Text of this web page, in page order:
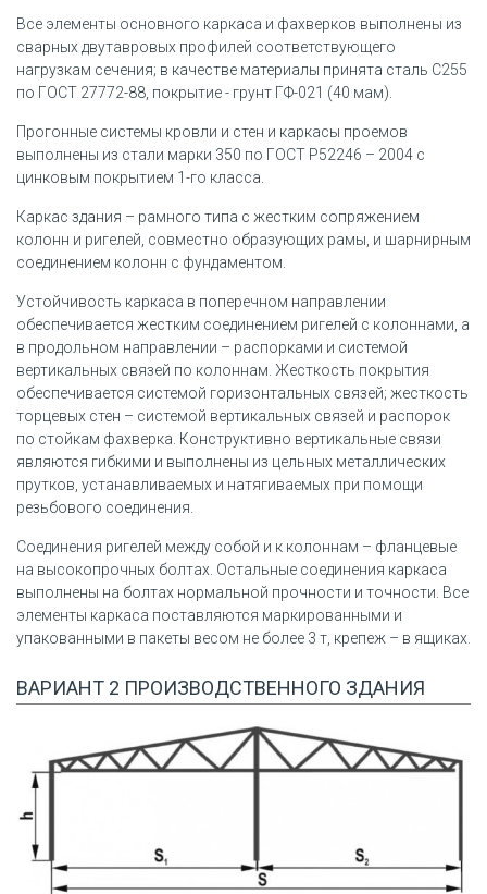
Все элементы основного каркаса и фахверков выполнены из
сварных двутавровых профилей соответствующего
нагрузкам сечения; в качестве материалы принята сталь С255
по ГОСТ 27772-88, покрытие - грунт ГФ-021 (40 мам).
Прогонные системы кровли и стен и каркасы проемов
выполнены из стали марки 350 по ГОСТ Р52246 – 2004 с
цинковым покрытием 1-го класса.
Каркас здания – рамного типа с жестким сопряжением
колонн и ригелей, совместно образующих рамы, и шарнирным
соединением колонн с фундаментом.
Устойчивость каркаса в поперечном направлении
обеспечивается жестким соединением ригелей с колоннами, а
в продольном направлении – распорками и системой
вертикальных связей по колоннам. Жесткость покрытия
обеспечивается системой горизонтальных связей; жесткость
торцевых стен – системой вертикальных связей и распорок
по стойкам фахверка. Конструктивно вертикальные связи
являются гибкими и выполнены из цельных металлических
прутков, устанавливаемых и натягиваемых при помощи
резьбового соединения.
Соединения ригелей между собой и к колоннам – фланцевые
на высокопрочных болтах. Остальные соединения каркаса
выполнены на болтах нормальной прочности и точности. Все
элементы каркаса поставляются маркированными и
упакованными в пакеты весом не более 3 т, крепеж – в ящиках.
ВАРИАНТ 2 ПРОИЗВОДСТВЕННОГО ЗДАНИЯ